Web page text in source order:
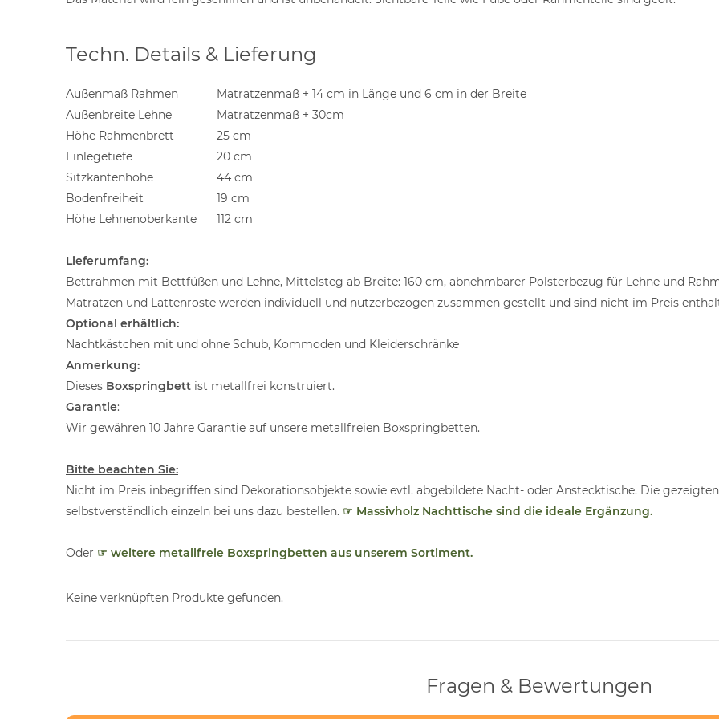
Techn. Details & Lieferung
Außenmaß Rahmen
Matratzenmaß + 14 cm in Länge und 6 cm in der Breite
Außenbreite Lehne
Matratzenmaß + 30cm
Höhe Rahmenbrett
25 cm
Einlegetiefe
20 cm
Sitzkantenhöhe
44 cm
Bodenfreiheit
19 cm
Höhe Lehnenoberkante
112 cm
Lieferumfang:
Bettrahmen mit Bettfüßen und Lehne, Mittelsteg ab Breite: 160 cm, abnehmbarer Polsterbezug für Lehne und
Matratzen und Lattenroste werden individuell und nutzerbezogen zusammen gestellt und sind nicht im Preis
Optional erhältlich:
Nachtkästchen mit und ohne Schub, Kommoden und Kleiderschränke
Anmerkung:
Dieses Boxspringbett ist metallfrei konstruiert.
Garantie:
Wir gewähren 10 Jahre Garantie auf unsere metallfreien Boxspringbetten.
Bitte beachten Sie:
Nicht im Preis inbegriffen sind Dekorationsobjekte sowie evtl. abgebildete Nacht- oder Anstecktische. Die
selbstverständlich einzeln bei uns dazu bestellen. ☞ Massivholz Nachttische sind die ideale Ergänzung.
Oder ☞ weitere metallfreie Boxspringbetten aus unserem Sortiment.
Keine verknüpften Produkte gefunden.
Fragen & Bewertungen